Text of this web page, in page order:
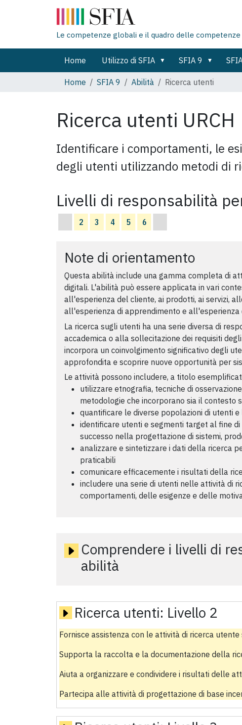
Le competenze globali e il quadro delle
Home Utilizzo di SFIA SFIA 9
Home
SFIA 9 Abilità Ricerca utenti
Ricerca utenti URCH
Identificare i comportamenti, le
degli utenti utilizzando metodi di
Livelli di responsabilità
2 3 4 5 6
Note di orientamento
Questa abilità include una gamma completa di
digitali. L'abilità può essere applicata in vari
all'esperienza del cliente, ai prodotti, ai servizi,
all'esperienza di apprendimento e all'esperienza
La ricerca sugli utenti ha una serie diversa di
accademica o alla sollecitazione dei requisiti
incorpora un coinvolgimento significativo degli
approfondita e scoprire nuove opportunità per
Le attività possono includere, a titolo
utilizzare etnografia, tecniche di
metodologie che incorporano sia il contesto
quantificare le diverse popolazioni di utenti e
identificare utenti e segmenti target al fine
successo nella progettazione di sistemi,
analizzare e sintetizzare i dati della ricerca
praticabili
comunicare efficacemente i risultati della
includere una serie di utenti nelle attività di
comportamenti, delle esigenze e delle
Comprendere i livelli di
abilità
Ricerca utenti: Livello 2
Fornisce assistenza con le attività di ricerca
Supporta la raccolta e la documentazione della
Aiuta a organizzare e condividere i risultati delle
Partecipa alle attività di progettazione di base